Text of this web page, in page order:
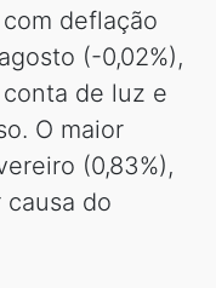
deflação
(-0,02%),
de luz e
O maior
(0,83%),
do